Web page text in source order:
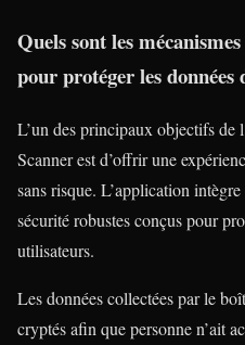
Quels sont les
pour protéger les données
L’un des principaux objectifs
Scanner est d’offrir une
sans risque. L’application
sécurité robustes conçus pour
utilisateurs.
Les données collectées par le
cryptés afin que personne n’ait